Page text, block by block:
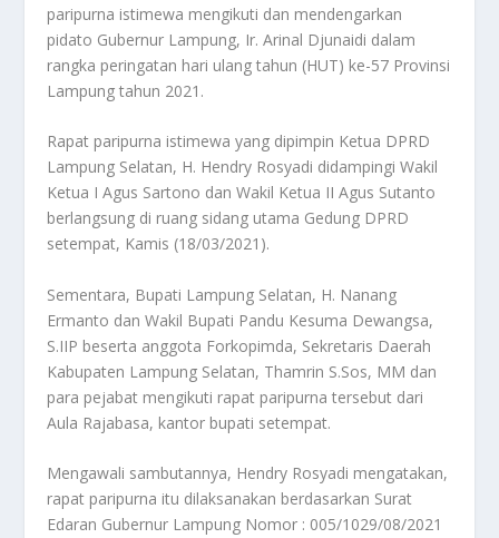
paripurna istimewa mengikuti dan mendengarkan
pidato Gubernur Lampung, Ir. Arinal Djunaidi dalam
rangka peringatan hari ulang tahun (HUT) ke-57 Provinsi
Lampung tahun 2021.
Rapat paripurna istimewa yang dipimpin Ketua DPRD
Lampung Selatan, H. Hendry Rosyadi didampingi Wakil
Ketua I Agus Sartono dan Wakil Ketua II Agus Sutanto
berlangsung di ruang sidang utama Gedung DPRD
setempat, Kamis (18/03/2021).
Sementara, Bupati Lampung Selatan, H. Nanang
Ermanto dan Wakil Bupati Pandu Kesuma Dewangsa,
S.IIP beserta anggota Forkopimda, Sekretaris Daerah
Kabupaten Lampung Selatan, Thamrin S.Sos, MM dan
para pejabat mengikuti rapat paripurna tersebut dari
Aula Rajabasa, kantor bupati setempat.
Mengawali sambutannya, Hendry Rosyadi mengatakan,
rapat paripurna itu dilaksanakan berdasarkan Surat
Edaran Gubernur Lampung Nomor : 005/1029/08/2021